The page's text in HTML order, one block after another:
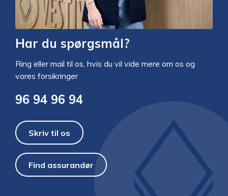
Har du spørgsmål?
Ring eller mail til os, hvis du vil vide mere om os og
vores forsikringer
96 94 96 94
Skriv til os
Find assurandør